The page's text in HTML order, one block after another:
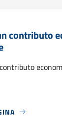
contributo